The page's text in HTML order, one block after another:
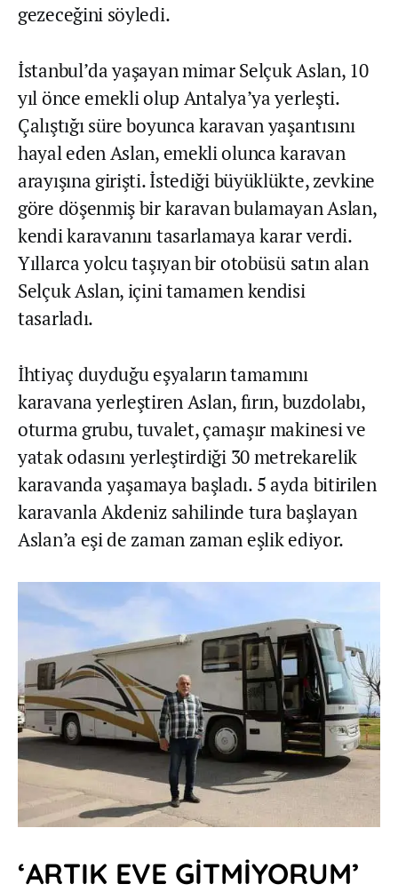
gezeceğini söyledi.
İstanbul’da yaşayan mimar Selçuk Aslan, 10
yıl önce emekli olup Antalya’ya yerleşti.
Çalıştığı süre boyunca karavan yaşantısını
hayal eden Aslan, emekli olunca karavan
arayışına girişti. İstediği büyüklükte, zevkine
göre döşenmiş bir karavan bulamayan Aslan,
kendi karavanını tasarlamaya karar verdi.
Yıllarca yolcu taşıyan bir otobüsü satın alan
Selçuk Aslan, içini tamamen kendisi
tasarladı.
İhtiyaç duyduğu eşyaların tamamını
karavana yerleştiren Aslan, fırın, buzdolabı,
oturma grubu, tuvalet, çamaşır makinesi ve
yatak odasını yerleştirdiği 30 metrekarelik
karavanda yaşamaya başladı. 5 ayda bitirilen
karavanla Akdeniz sahilinde tura başlayan
Aslan’a eşi de zaman zaman eşlik ediyor.
‘ARTIK EVE GİTMİYORUM’